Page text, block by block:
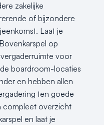
zakelijke
of bijzondere
Laat je
op
voor
boardroom-locaties
en hebben allen
ten goede
compleet overzicht
en laat je